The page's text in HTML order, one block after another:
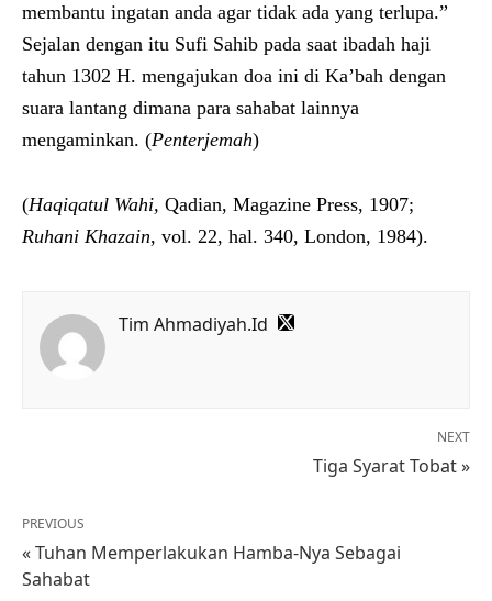
membantu ingatan anda agar tidak ada yang terlupa.”
Sejalan dengan itu Sufi Sahib pada saat ibadah haji
tahun 1302 H. mengajukan doa ini di Ka’bah dengan
suara lantang dimana para sahabat lainnya
mengaminkan. (Penterjemah)
(Haqiqatul Wahi, Qadian, Magazine Press, 1907;
Ruhani Khazain, vol. 22, hal. 340, London, 1984).
Tim Ahmadiyah.Id
NEXT
Tiga Syarat Tobat »
PREVIOUS
« Tuhan Memperlakukan Hamba-Nya Sebagai
Sahabat